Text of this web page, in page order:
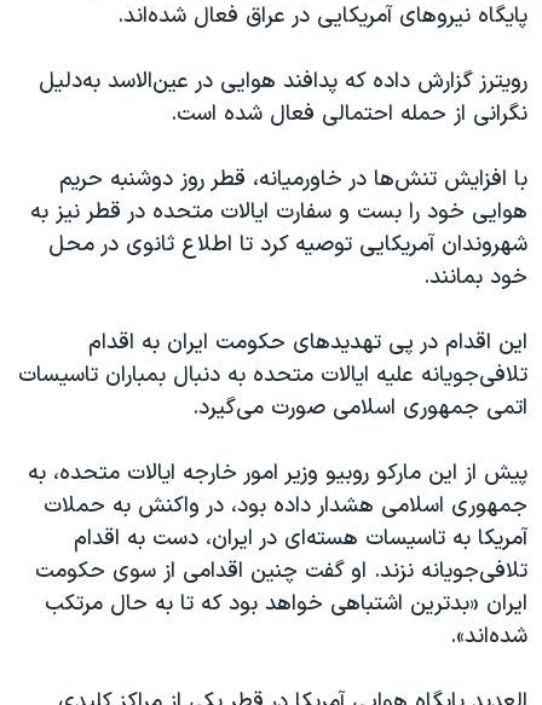
پایگاه نیروهای آمریکایی در‌ عراق فعال شده‌اند.
رویترز گزارش داده که پدافند هوایی در عین‌الاسد به‌دلیل
نگرانی از حمله احتمالی فعال شده‌ است.
با افزایش تنش‌ها در خاورمیانه، قطر روز دوشنبه حریم
هوایی خود را بست و سفارت ایالات متحده در قطر نیز به
شهروندان آمریکایی توصیه کرد تا اطلاع ثانوی در محل
خود بمانند.
این اقدام در پی تهدیدهای حکومت ایران به اقدام
تلافی‌جویانه علیه ایالات متحده به دنبال بمباران تاسیسات
اتمی جمهوری اسلامی صورت می‌گیرد.
پیش از این مارکو روبیو وزیر امور خارجه ایالات متحده، به
جمهوری اسلامی هشدار داده بود، در واکنش به حملات
آمریکا به تاسیسات هسته‌ای در ایران، دست به اقدام
تلافی‌جویانه نزند. او گفت چنین اقدامی از سوی حکومت
ایران «بدترین اشتباهی خواهد بود که تا به حال مرتکب
شده‌اند».